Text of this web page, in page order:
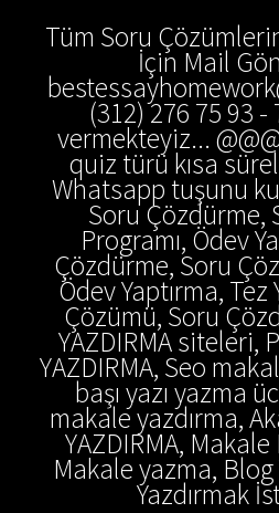
Tüm Soru
İçin Mail
(312) 276 75 93
vermekteyiz...
quiz türü kısa
Whatsapp tuşunu
Soru Çözdürme,
Programı, Ödev
Çözdürme, Soru
Ödev Yaptırma, Tez
Çözümü, Soru
YAZDIRMA siteleri,
YAZDIRMA, Seo
başı yazı yazma
makale yazdırma,
YAZDIRMA,
Makale yazma, Blog
Yazdırmak